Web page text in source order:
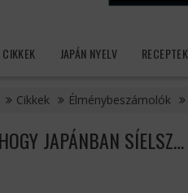
CIKKEK JAPÁN NYELV RECEPTEK
Cikkek Élménybeszámolók
JAPÁNBAN SÍELSZ…